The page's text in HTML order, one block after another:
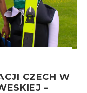
CZECH W
–